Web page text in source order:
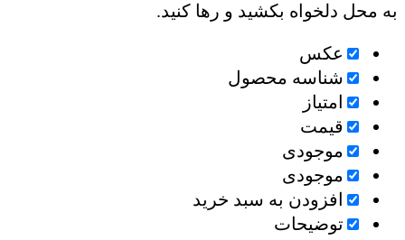
به محل دلخواه بکشید و رها کنید.
عكس
شناسه محصول
امتیاز
قیمت
موجودی
موجودی
افزودن به سبد خرید
توضیحات